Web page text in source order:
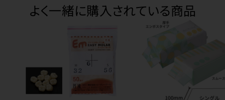
よく一緒に購入されている商品